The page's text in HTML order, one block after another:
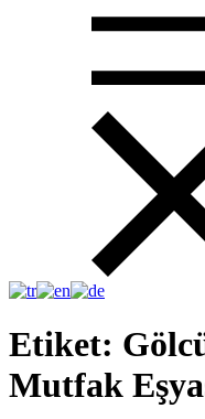
Etiket:
Mutfak